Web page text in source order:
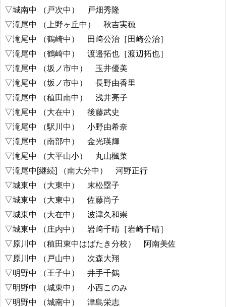
▽城南中 （戸次中） 戸畑秀隆
▽滝尾中 （上野ヶ丘中） 秋吉実穂
▽滝尾中 （鶴崎中） 田﨑公治［田崎公治］
▽滝尾中 （鶴崎中） 渡邉拓也［渡辺拓也］
▽滝尾中 （坂ノ市中） 玉井優美
▽滝尾中 （坂ノ市中） 長野由香里
▽滝尾中 （稙田南中） 浅井亮子
▽滝尾中 （大在中） 後藤武史
▽滝尾中 （駅川中） 小野由希奈
▽滝尾中 （南部中） 金光瑛輝
▽滝尾中 （大平山小） 丸山楓菜
▽滝尾中[継続] （南大分中） 河野正行
▽城東中 （大東中） 末松塁子
▽城東中 （大東中） 佐藤尚子
▽城東中 （大在中） 波津久和崇
▽城東中 （庄内中） 岩﨑千晴［岩崎千晴］
▽原川中 （稙田東中はばたき分校） 阿南美佐
▽原川中 （戸山中） 次森大翔
▽明野中 （王子中） 井手千鶴
▽明野中 （城東中） 小西このみ
▽明野中 （城南中） 津島栄志